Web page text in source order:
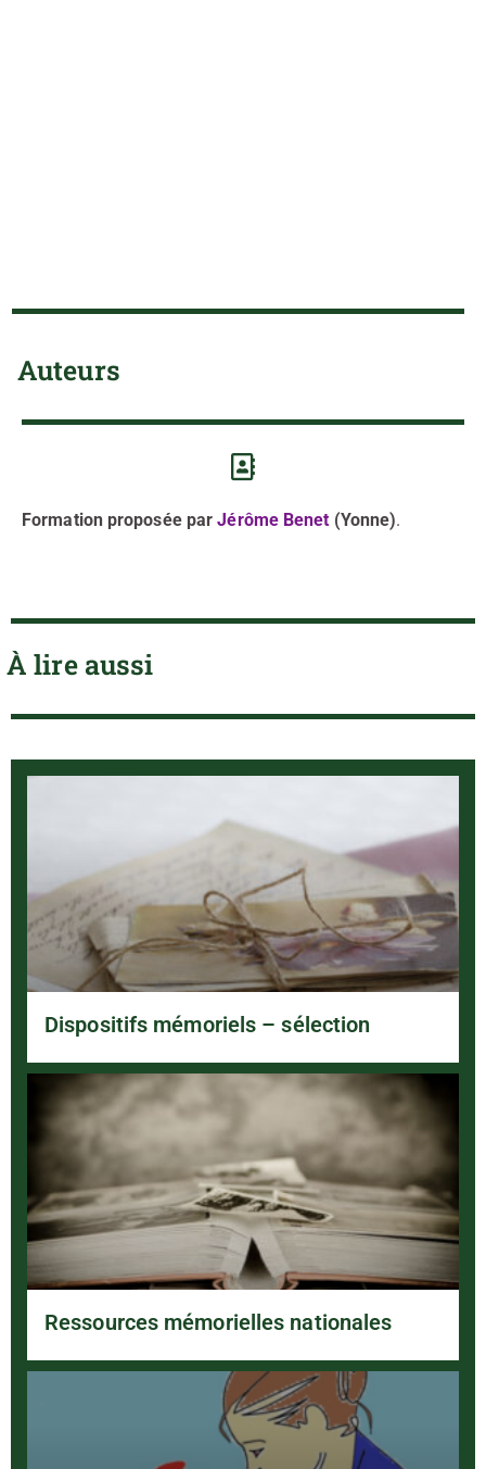
Auteurs
Formation proposée par Jérôme Benet (Yonne).
À lire aussi
Dispositifs mémoriels – sélection
Ressources mémorielles nationales